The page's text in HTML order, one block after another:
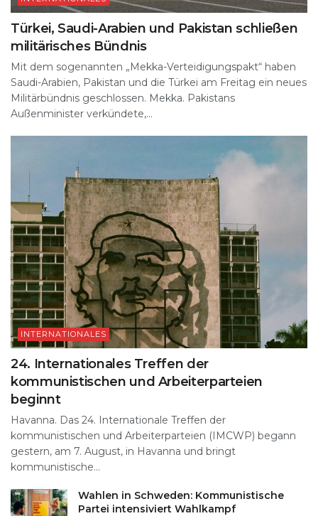
Türkei, Saudi-Arabien und Pakistan schließen
militärisches Bündnis
Mit dem sogenannten „Mekka-Verteidigungspakt“ haben
Saudi-Arabien, Pakistan und die Türkei am Freitag ein neues
Militärbündnis geschlossen. Mekka. Pakistans
Außenminister verkündete,...
INTERNATIONALES
24. Internationales Treffen der
kommunistischen und Arbeiterparteien
beginnt
Havanna. Das 24. Internationale Treffen der
kommunistischen und Arbeiterparteien (IMCWP) begann
gestern, am 7. August, in Havanna und bringt
kommunistische...
Wahlen in Schweden: Kommunistische
Partei intensiviert Wahlkampf